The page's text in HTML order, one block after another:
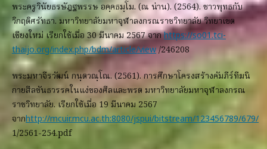
พระครูวินัยธรษัฎฐพรรษ อคฺคธมฺโม. (ณ น่าน). (2564). ชาวพุทธกับ
วิกฤติศรัทธา. มหาวิทยาลัยมหาจุฬาลงกรณราชวิทยาลัย วิทยาเขต
เชียงใหม่ เรียกใช้เมื่อ 30 มีนาคม 2567 จากhttps://so01.tci-
thaijo.org/index.php/bdm/article/view/246208
พระมหาจีรวัฒน์ กนฺตวณฺโณ. (2561). การศึกษาโครงสร้างคัมภีร์ทีฆนิ
กายสีลขันธวรรคในแง่ของศีลและพรต มหาวิทยาลัยมหาจุฬาลงกรณ
ราชวิทยาลัย. เรียกใช้เมื่อ 19 มีนาคม 2567
จากhttp://mcuir.mcu.ac.th:8080/jspui/bitstream/123456789/679/
1/2561-254.pdf